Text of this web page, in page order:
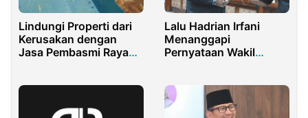
Lindungi Properti dari
Kerusakan dengan
Jasa Pembasmi Rayap
Lalu Hadrian Irfani
Menanggapi
Pernyataan Wakil
Zonasi